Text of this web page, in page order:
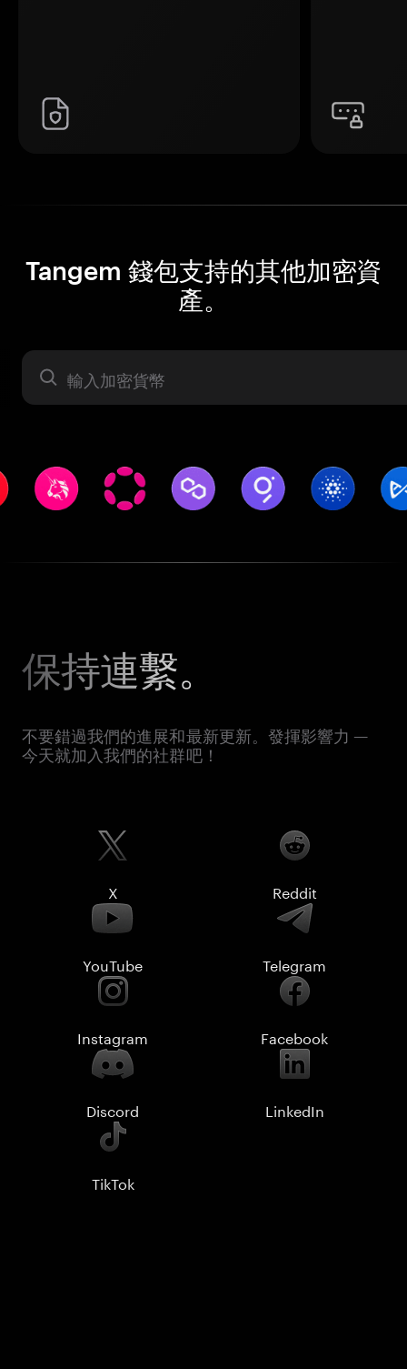
Tangem 錢包支持的其他加密資
產。
資產
保持連繫。
不要錯過我們的進展和最新更新。發揮影響力 —
今天就加入我們的社群吧！
X Reddit
YouTube Telegram
Instagram Facebook
Discord LinkedIn
TikTok